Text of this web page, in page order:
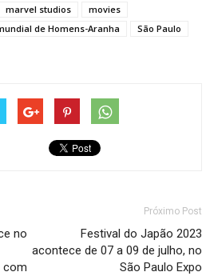
marvel studios
movies
de Homens-Aranha
São Paulo
no
com
Próximo Post
Festival do Japão 2023
acontece de 07 a 09 de julho, no
São Paulo Expo